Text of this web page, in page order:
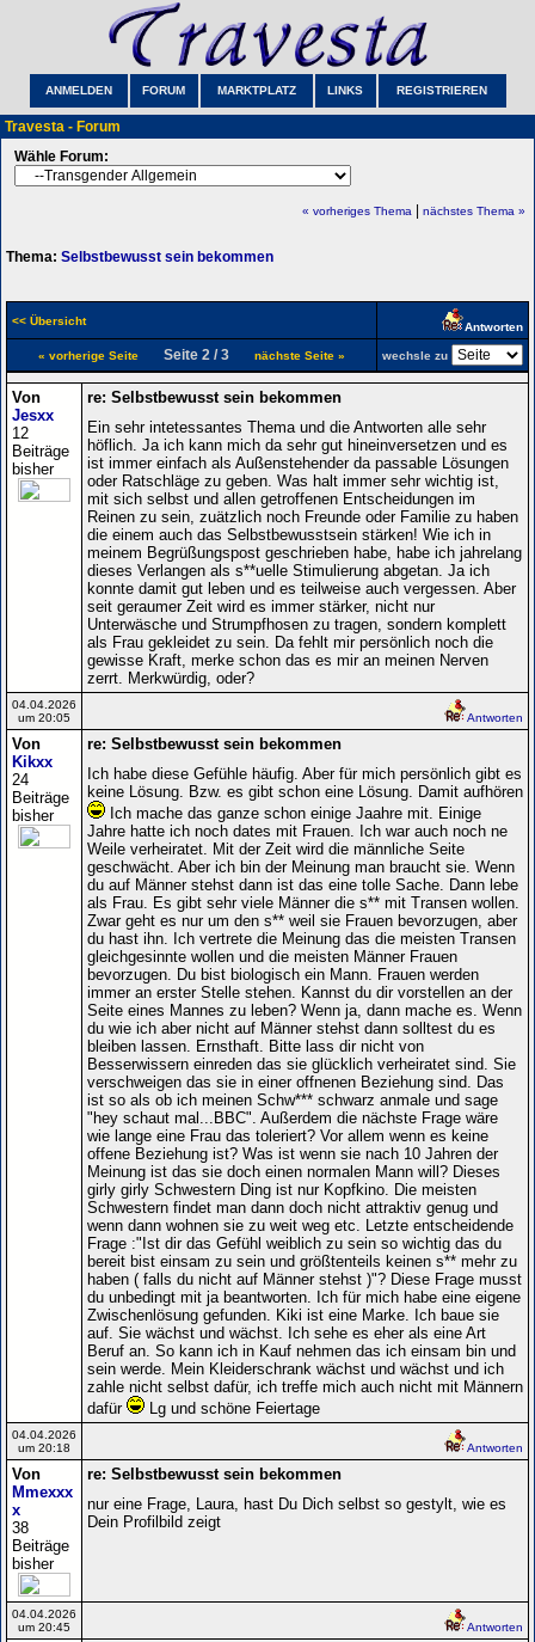
ANMELDEN FORUM MARKTPLATZ LINKS REGISTRIEREN
Travesta - Forum
Wähle Forum:
« vorheriges Thema nächstes Thema »
Thema: Selbstbewusst sein bekommen
<< Übersicht Antworten
« vorherige Seite Seite 2 / 3 nächste Seite » wechsle zu
Von
Jesxx
12
Beiträge
bisher
re: Selbstbewusst sein bekommen
Ein sehr intetessantes Thema und die Antworten alle sehr
höflich. Ja ich kann mich da sehr gut hineinversetzen und es
ist immer einfach als Außenstehender da passable Lösungen
oder Ratschläge zu geben. Was halt immer sehr wichtig ist,
mit sich selbst und allen getroffenen Entscheidungen im
Reinen zu sein, zuätzlich noch Freunde oder Familie zu haben
die einem auch das Selbstbewusstsein stärken! Wie ich in
meinem Begrüßungspost geschrieben habe, habe ich jahrelang
dieses Verlangen als s**uelle Stimulierung abgetan. Ja ich
konnte damit gut leben und es teilweise auch vergessen. Aber
seit geraumer Zeit wird es immer stärker, nicht nur
Unterwäsche und Strumpfhosen zu tragen, sondern komplett
als Frau gekleidet zu sein. Da fehlt mir persönlich noch die
gewisse Kraft, merke schon das es mir an meinen Nerven
zerrt. Merkwürdig, oder?
04.04.2026
um 20:05
Antworten
Von
Kikxx
24
Beiträge
bisher
re: Selbstbewusst sein bekommen
Ich habe diese Gefühle häufig. Aber für mich persönlich gibt es
keine Lösung. Bzw. es gibt schon eine Lösung. Damit aufhören
Ich mache das ganze schon einige Jaahre mit. Einige
Jahre hatte ich noch dates mit Frauen. Ich war auch noch ne
Weile verheiratet. Mit der Zeit wird die männliche Seite
geschwächt. Aber ich bin der Meinung man braucht sie. Wenn
du auf Männer stehst dann ist das eine tolle Sache. Dann lebe
als Frau. Es gibt sehr viele Männer die s** mit Transen wollen.
Zwar geht es nur um den s** weil sie Frauen bevorzugen, aber
du hast ihn. Ich vertrete die Meinung das die meisten Transen
gleichgesinnte wollen und die meisten Männer Frauen
bevorzugen. Du bist biologisch ein Mann. Frauen werden
immer an erster Stelle stehen. Kannst du dir vorstellen an der
Seite eines Mannes zu leben? Wenn ja, dann mache es. Wenn
du wie ich aber nicht auf Männer stehst dann solltest du es
bleiben lassen. Ernsthaft. Bitte lass dir nicht von
Besserwissern einreden das sie glücklich verheiratet sind. Sie
verschweigen das sie in einer offnenen Beziehung sind. Das
ist so als ob ich meinen Schw*** schwarz anmale und sage
"hey schaut mal...BBC". Außerdem die nächste Frage wäre
wie lange eine Frau das toleriert? Vor allem wenn es keine
offene Beziehung ist? Was ist wenn sie nach 10 Jahren der
Meinung ist das sie doch einen normalen Mann will? Dieses
girly girly Schwestern Ding ist nur Kopfkino. Die meisten
Schwestern findet man dann doch nicht attraktiv genug und
wenn dann wohnen sie zu weit weg etc. Letzte entscheidende
Frage :"Ist dir das Gefühl weiblich zu sein so wichtig das du
bereit bist einsam zu sein und größtenteils keinen s** mehr zu
haben ( falls du nicht auf Männer stehst )"? Diese Frage musst
du unbedingt mit ja beantworten. Ich für mich habe eine eigene
Zwischenlösung gefunden. Kiki ist eine Marke. Ich baue sie
auf. Sie wächst und wächst. Ich sehe es eher als eine Art
Beruf an. So kann ich in Kauf nehmen das ich einsam bin und
sein werde. Mein Kleiderschrank wächst und wächst und ich
zahle nicht selbst dafür, ich treffe mich auch nicht mit Männern
dafür
Lg und schöne Feiertage
04.04.2026
um 20:18
Antworten
Von
Mmexxx
x
38
Beiträge
bisher
re: Selbstbewusst sein bekommen
nur eine Frage, Laura, hast Du Dich selbst so gestylt, wie es
Dein Profilbild zeigt
04.04.2026
um 20:45
Antworten